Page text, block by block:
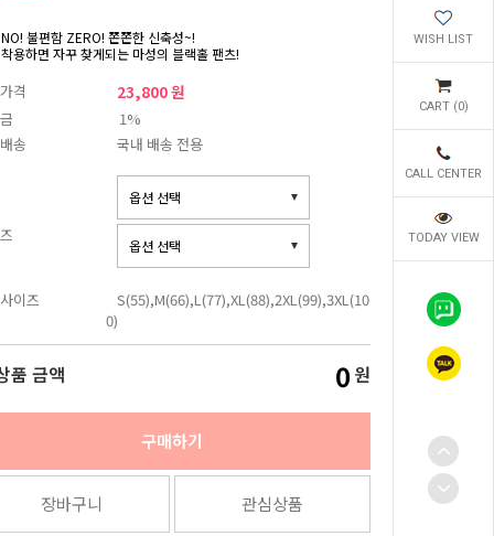
WISH LIST
CART (0)
CALL CENTER
TODAY VIEW
불편함 ZERO! 쫀쫀한 신축성~!
용하면 자꾸 찾게되는 마성의 블랙홀 팬츠!
격 23,800 원
1%
송
국내 배송 전용
이즈
S(55),M(66),L(77),XL(88),2XL(99),3XL(10
0)
품 금액 0 원
구매하기
장바구니 관심상품